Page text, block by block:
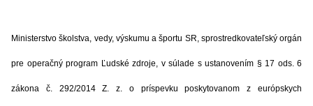
Ministerstvo školstva, vedy, výskumu a športu SR, sprostredkovateľský orgán
pre operačný program Ľudské zdroje, v súlade s ustanovením § 17 ods. 6
zákona č. 292/2014 Z. z. o príspevku poskytovanom z európskych